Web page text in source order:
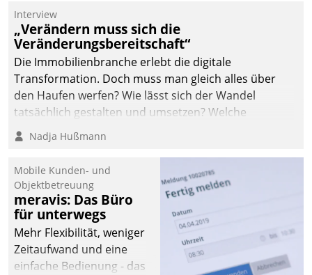
Die monatlichen
Mitteilungen zum
Heizungs- und
Wasserverbrauch gehen
automatisiert, vollständig
und auf Wunsch über
mehrere zuvor
Kommunikationswege bei
Interview
„Verändern muss sich die
Veränderungsbereitschaft“
Die Immobilienbranche erlebt die digitale
Transformation. Doch muss man gleich alles über
den Haufen werfen? Wie lässt sich der Wandel
tatsächlich gestalten und umsetzen? Welche
Argumente zählen wirklich?
Nadja Hußmann
Mobile Kunden- und
Objektbetreuung
meravis: Das Büro
für unterwegs
Mehr Flexibilität, weniger
Zeitaufwand und eine
einfache Bedienung - das